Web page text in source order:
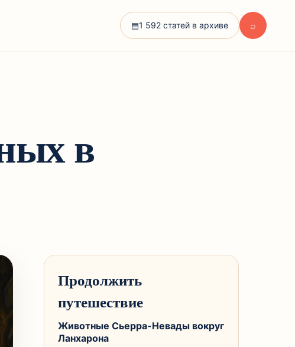
▤1 592 статей в архиве ⌕
в
Продолжить
путешествие
Животные Сьерра-Невады вокруг
Ланхарона